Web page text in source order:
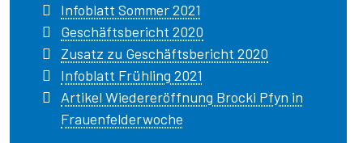
Infoblatt Sommer 2021
Geschäftsbericht 2020
Zusatz zu Geschäftsbericht 2020
Infoblatt Frühling 2021
Artikel Wiedereröffnung Brocki Pfyn in
Frauenfelderwoche